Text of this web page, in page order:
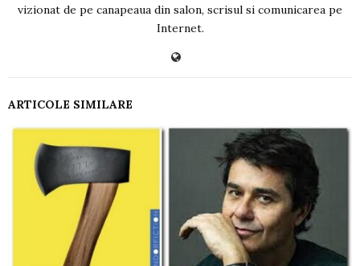
vizionat de pe canapeaua din salon, scrisul si comunicarea pe
Internet.
ARTICOLE SIMILARE